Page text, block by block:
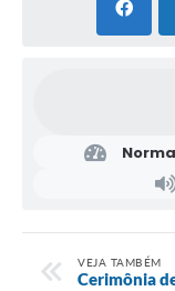
VEJA TAMBÉM
Cerimônia